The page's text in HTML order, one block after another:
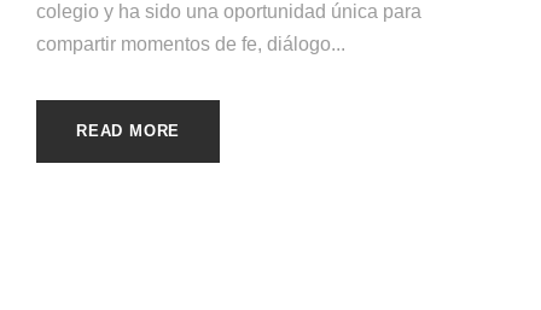
colegio y ha sido una oportunidad única para
compartir momentos de fe, diálogo...
READ MORE